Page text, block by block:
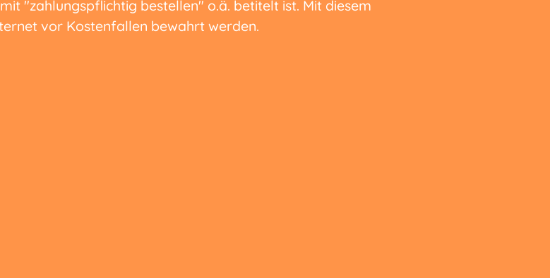
"zahlungspflichtig bestellen" o.ä. betitelt ist. Mit diesem
vor Kostenfallen bewahrt werden.